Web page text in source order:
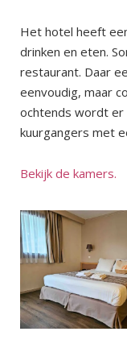
Het hotel heeft
drinken en eten.
restaurant. Daar
eenvoudig, maar
ochtends wordt er
kuurgangers met
Bekijk de kamers.